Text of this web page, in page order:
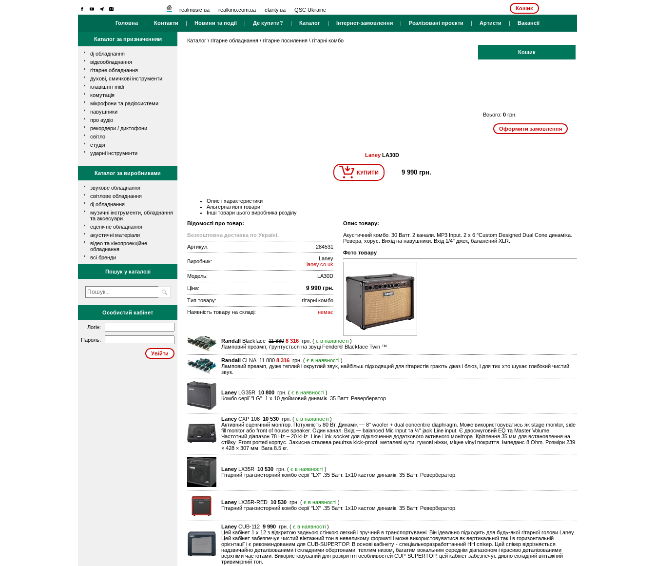
realmusic.ua realkino.com.ua clarity.ua QSC Ukraine Кошик
Головна | Контакти | Новини та події| Де купити? | Каталог | Інтернет-замовлення | Реалізовані проєкти | Артисти | Вакансії
Каталог за призначенням
dj обладнання
відеообладнання
гітарне обладнання
духові, смичкові інструменти
клавішні і midi
комутація
мікрофони та радіосистеми
навушники
про аудіо
рекордери / диктофони
світло
студія
ударні інструменти
Каталог за виробниками
звукове обладнання
світлове обладнання
dj обладнання
музичні інструменти, обладнання
та аксесуари
сценічне обладнання
акустичні матеріали
відео та кінопроекційне
обладнання
всі бренди
Пошук у каталозі
Особистий кабінет
Логін:
Пароль:
Каталог \ гітарне обладнання \ гітарне посилення \ гітарні комбо
Кошик
Всього: 0 грн.
Laney LA30D
КУПИТИ 9 990 грн.
Опис і характеристики
Альтернативні товари
Інші товари цього виробника розділу
Відомості про товар:
Безкоштовна доставка по Україні.
Артикул:
284531
Виробник:
Laney
laney.co.uk
Модель:
LA30D
Ціна: 9 990 грн.
Тип товару:
гітарні комбо
Наявність товару на складі:
немає
Опис товару:
Акустичний комбо. 30 Ватт. 2 канали. MP3 Input. 2 х 6 "Custom Designed Dual Cone динаміка.
Ревера, хорус. Вихід на навушники. Вхід 1/4" джек, балансний XLR.
Фото товару
Randall Blackface 11 880 8 316 грн. ( є в наявності )
Ламповий преамп, ґрунтується на звуці Fender® Blackface Twin ™
Randall CLNA 11 880 8 316 грн. ( є в наявності )
Ламповий преамп, дуже теплий і округлий звук, найбільш підходящий для гітаристів грають джаз і блюз, і для тих хто шукає глибокий чистий
звук.
Laney LG35R 10 800 грн. ( є в наявності )
Комбо серії "LG". 1 x 10 дюймовий динамік. 35 Ватт. Ревербератор.
Laney CXP-108 10 530 грн. ( є в наявності )
Активний сценічний монітор. Потужність 80 Вт. Динамік — 8" woofer + dual concentric diaphragm. Може використовуватись як stage monitor, side
fill monitor або front of house speaker. Один канал. Вхід — balanced Mic input та ¼" jack Line input. Є двосмуговий EQ та Master Volume.
Частотний діапазон 78 Hz – 20 kHz. Line Link socket для підключення додаткового активного монітора. Кріплення 35 мм для встановлення на
стійку. Front ported корпус. Захисна сталева решітка kick-proof, металеві кути, гумові ніжки, міцне vinyl покриття. Імпеданс 8 Ohm. Розміри 239
× 428 × 307 мм. Вага 8.5 кг.
Laney LX35R 10 530 грн. ( є в наявності )
Гітарний транзисторний комбо серії "LХ" .35 Ватт. 1х10 кастом динамік. 35 Ватт. Ревербератор.
Laney LX35R-RED 10 530 грн. ( є в наявності )
Гітарний транзисторний комбо серії "LХ" .35 Ватт. 1х10 кастом динамік. 35 Ватт. Ревербератор.
Laney CUB-112 9 990 грн. ( є в наявності )
Цей кабінет 1 x 12 з відкритою задньою стінкою легкий і зручний в транспортуванні. Він ідеально підходить для будь-якої гітарної голови Laney.
Цей кабінет забезпечує чистий вінтажний тон в невеликому форматі і може використовуватися як вертикальної так і в горизонтальній
орієнтації і є рекомендованим для CUB-SUPERTOP. В основі кабінету - спеціальноразработтанний HH спікер. Цей спікер відрізняється
надзвичайно деталізованими і складними обертонами, теплим низом, багатим вокальним середнім діапазоном і красиво деталізованими
верхніми частотами. Використовуваний для розкриття особливостей CUP-SUPERTOP, цей кабінет забезпечує дивно складний вінтажний
тривимірний тон.